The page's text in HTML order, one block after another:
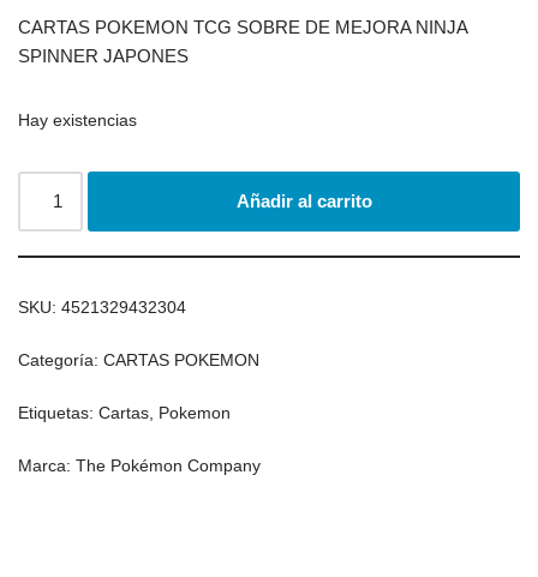
CARTAS POKEMON TCG SOBRE DE MEJORA NINJA
SPINNER JAPONES
Hay existencias
Añadir al carrito
SKU: 4521329432304
Categoría: CARTAS POKEMON
Etiquetas: Cartas Pokemon
Marca: The Pokémon Company